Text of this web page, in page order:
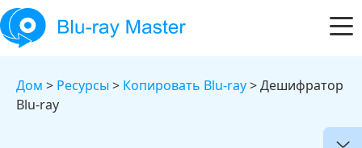
Дом > Ресурсы > Копировать Blu-ray> Дешифратор
Blu-ray